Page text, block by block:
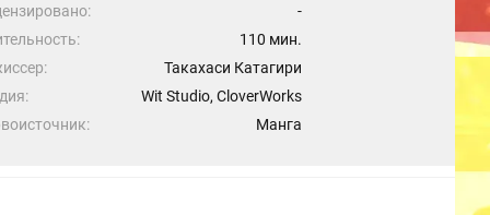
-
110 мин.
Такахаси Катагири
Wit Studio, CloverWorks
Манга